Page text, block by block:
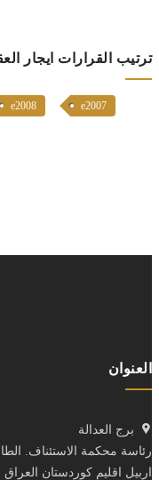
ترتيب القرارات ايجار
e2008 e2007
العنوان
برج العدالة
رئاسة محكمة الاستئناف. الطابق ١١،
اربيل اقليم كوردستان العراق